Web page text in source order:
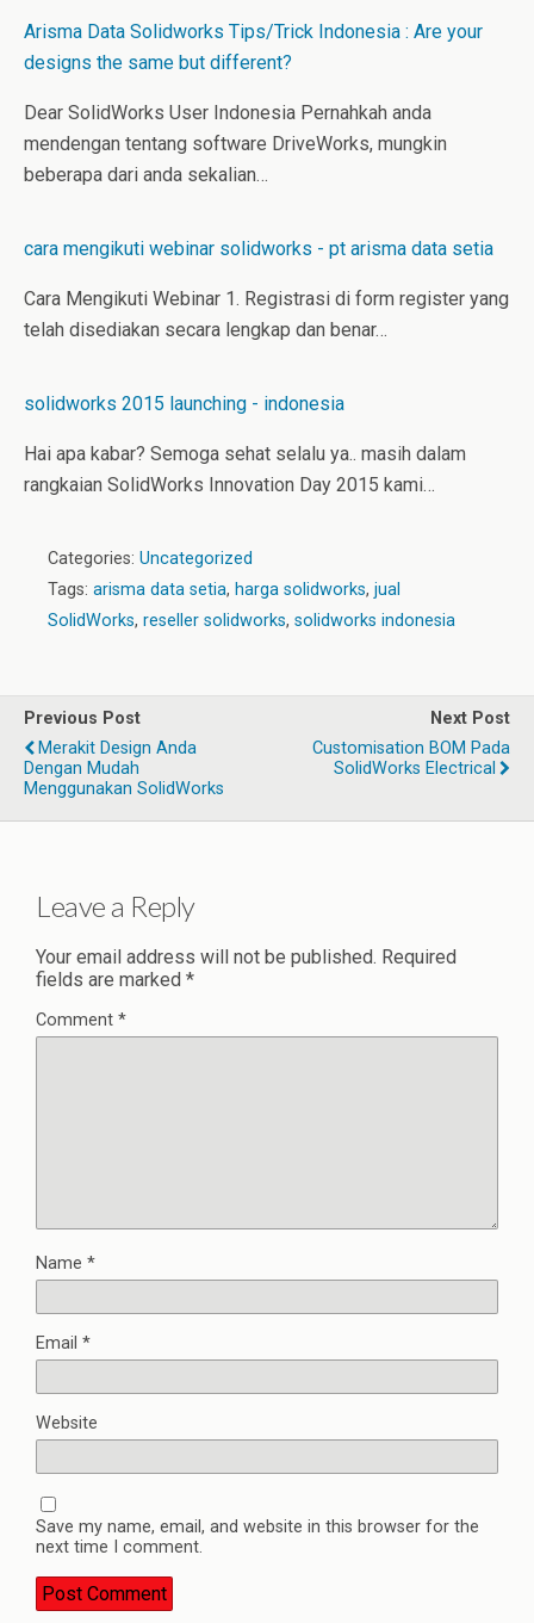
Arisma Data Solidworks Tips/Trick Indonesia : Are your
designs the same but different?
Dear SolidWorks User Indonesia Pernahkah anda
mendengan tentang software DriveWorks, mungkin
beberapa dari anda sekalian…
cara mengikuti webinar solidworks - pt arisma data setia
Cara Mengikuti Webinar 1. Registrasi di form register yang
telah disediakan secara lengkap dan benar…
solidworks 2015 launching - indonesia
Hai apa kabar? Semoga sehat selalu ya.. masih dalam
rangkaian SolidWorks Innovation Day 2015 kami…
Categories: Uncategorized
Tags: arisma data setia, harga solidworks, jual
SolidWorks, reseller solidworks, solidworks indonesia
Previous Post
Merakit Design Anda
Dengan Mudah
Menggunakan SolidWorks
Next Post
Customisation BOM Pada
SolidWorks Electrical
Leave a Reply
Your email address will not be published. Required
fields are marked *
Comment *
Name *
Email *
Website
Save my name, email, and website in this browser for the
next time I comment.